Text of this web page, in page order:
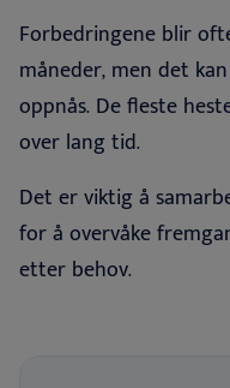
Forbedringene blir
måneder, men det
oppnås. De fleste
over lang tid.
Det er viktig å
for å overvåke
etter behov.